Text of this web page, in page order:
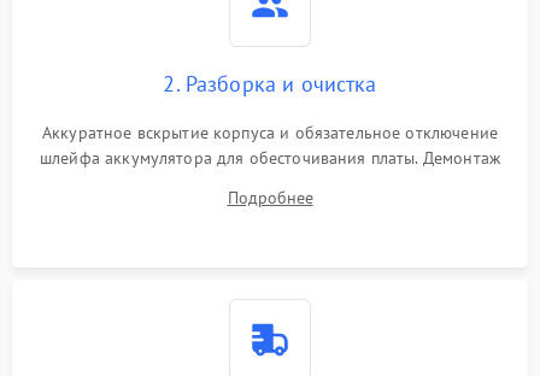
2. Разборка и очистка
Аккуратное вскрытие корпуса и обязательное отключение
шлейфа аккумулятора для обесточивания платы. Демонтаж
высохшей термопасты с кристаллов чипов.
Подробнее